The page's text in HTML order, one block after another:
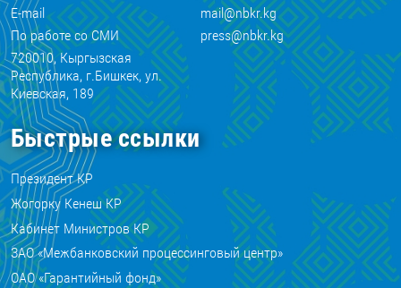
E-mail
mail@nbkr.kg
По работе со СМИ
press@nbkr.kg
720010, Кыргызская
Республика, г.Бишкек, ул.
Киевская, 189
Быстрые ссылки
Президент КР
Жогорку Кенеш КР
Кабинет Министров КР
ЗАО «Межбанковский процессинговый центр»
ОАО «Гарантийный фонд»